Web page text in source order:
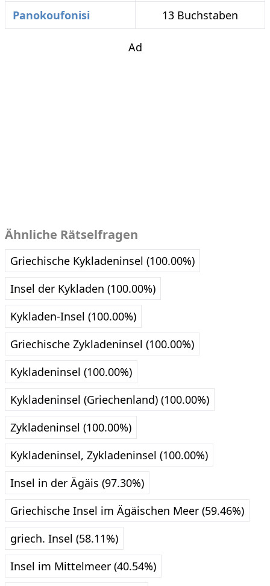
Panokoufonisi
13 Buchstaben
Ad
Ähnliche Rätselfragen
Griechische Kykladeninsel (100.00%)
Insel der Kykladen (100.00%)
Kykladen-Insel (100.00%)
Griechische Zykladeninsel (100.00%)
Kykladeninsel (100.00%)
Kykladeninsel (Griechenland) (100.00%)
Zykladeninsel (100.00%)
Kykladeninsel, Zykladeninsel (100.00%)
Insel in der Ägäis (97.30%)
Griechische Insel im Ägäischen Meer (59.46%)
griech. Insel (58.11%)
Insel im Mittelmeer (40.54%)